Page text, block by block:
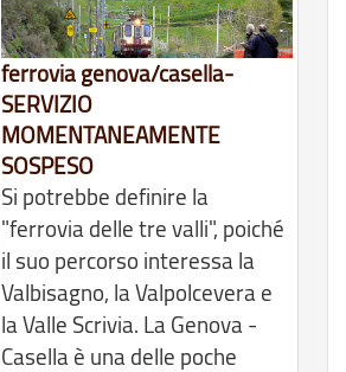
ferrovia genova/casella-
SERVIZIO
MOMENTANEAMENTE
SOSPESO
Si potrebbe definire la
"ferrovia delle tre valli", poiché
il suo percorso interessa la
Valbisagno, la Valpolcevera e
la Valle Scrivia. La Genova -
Casella è una delle poche